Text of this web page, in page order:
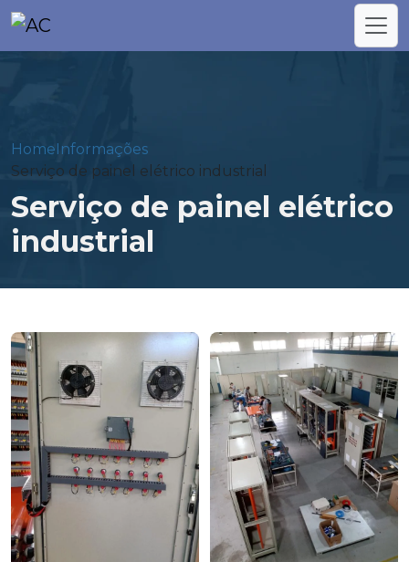
HomeInformações
Serviço de painel elétrico industrial
Serviço de painel elétrico
industrial